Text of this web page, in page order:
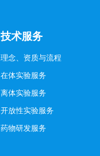
技术服务
理念、资质与流程
在体实验服务
离体实验服务
开放性实验服务
药物研发服务